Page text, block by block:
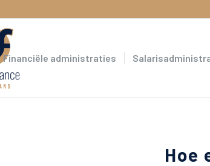
Financiële administraties
Hoe